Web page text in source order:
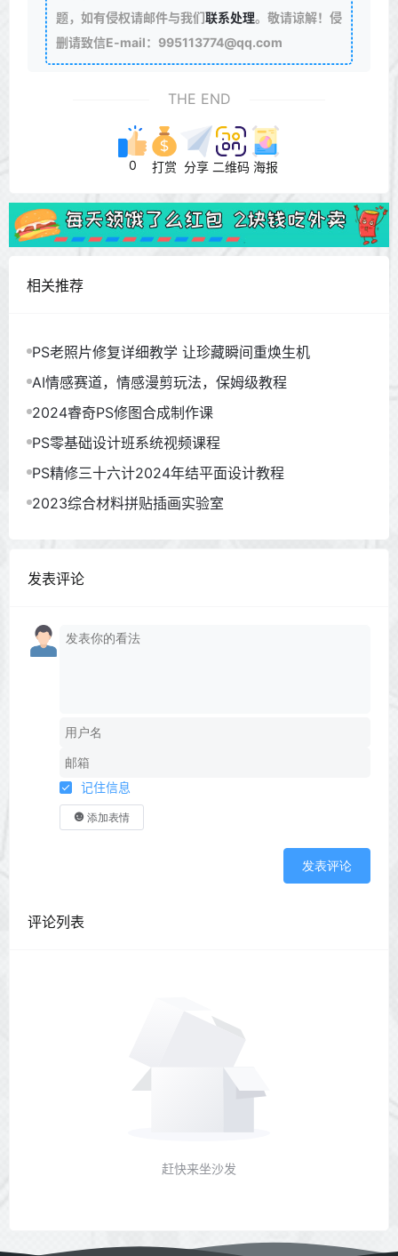
题，如有侵权请邮件与我们联系处理。敬请谅解！侵
删请致信E-mail：995113774@qq.com
THE END
0 打赏 分享 二维码 海报
相关推荐
PS老照片修复详细教学 让珍藏瞬间重焕生机
AI情感赛道，情感漫剪玩法，保姆级教程
2024睿奇PS修图合成制作课
PS零基础设计班系统视频课程
PS精修三十六计2024年结平面设计教程
2023综合材料拼贴插画实验室
发表评论
记住信息
添加表情
发表评论
评论列表
赶快来坐沙发